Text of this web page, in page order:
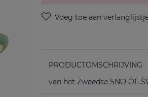
PRODUCTOMSCHRIJVING
van het Zweedse SNÖ OF